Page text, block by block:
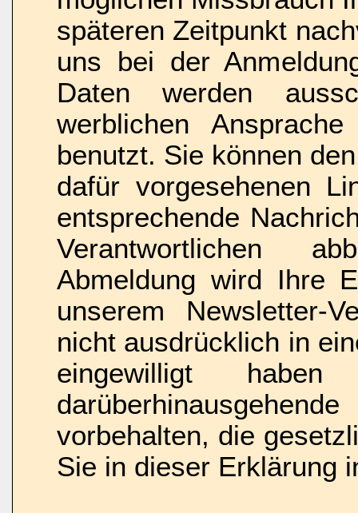
späteren Zeitpunkt
uns bei der
Daten werden
werblichen
benutzt. Sie können
dafür vorgesehenen
entsprechende
Verantwortlichen
Abmeldung wird Ihre
unserem Newsletter-
nicht ausdrücklich in
eingewilligt
vorbehalten, die
Sie in dieser Erklärung